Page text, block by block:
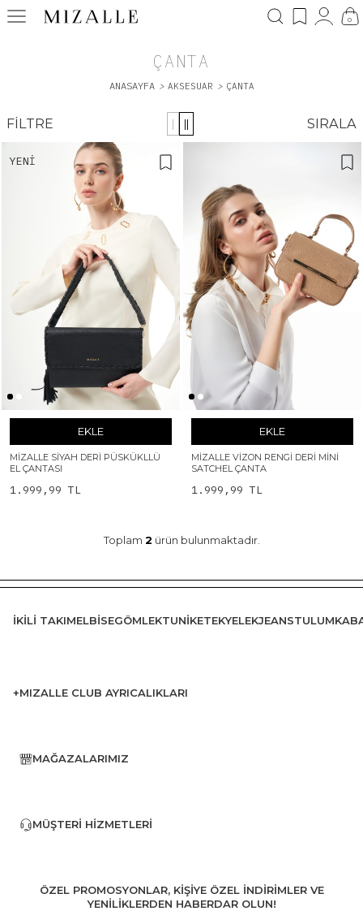
0
ÇANTA
ANASAYFA > AKSESUAR > ÇANTA
FILTRE | || SIRALA
YENI
EKLE
MIZALLE SIYAH DERI PÜSKÜKLLÜ
EL ÇANTASI
1.999,99 TL
EKLE
MIZALLE VIZON RENGI DERI MINI
SATCHEL ÇANTA
1.999,99 TL
Toplam 2 ürün bulunmaktadır.
İKILI TAKIMELBISEGÖMLEKTUNIKETEKYELEKJEANSTULUM
+MIZALLE CLUB AYRICALIKLARI
MAĞAZALARIMIZ
MÜŞTERI HIZMETLERI
ÖZEL PROMOSYONLAR, KİŞİYE ÖZEL İNDİRİMLER VE
YENİLİKLERDEN HABERDAR OLUN!